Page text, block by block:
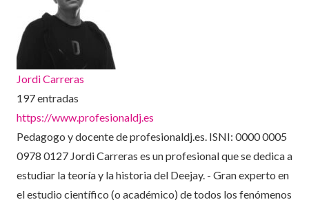
Jordi Carreras
197 entradas
https://www.profesionaldj.es
Pedagogo y docente de profesionaldj.es. ISNI: 0000 0005
0978 0127 Jordi Carreras es un profesional que se dedica a
estudiar la teoría y la historia del Deejay. - Gran experto en
el estudio científico (o académico) de todos los fenómenos